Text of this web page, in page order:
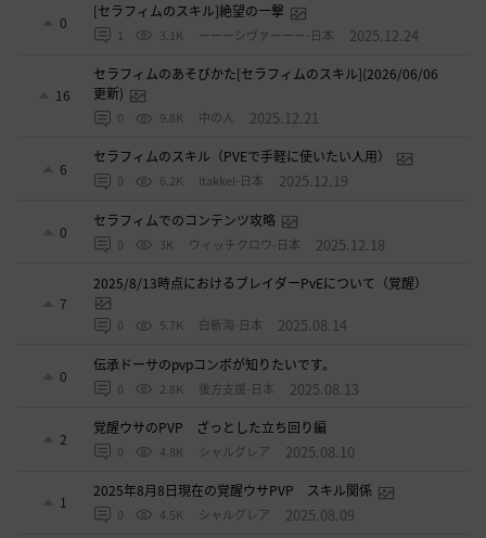
0
[セラフィムのスキル]絶望の一撃
1 3.1K ーーーシヴァーーー-日本 2025.12.24
16
セラフィムのあそびかた[セラフィムのスキル](2026/06/06
更新)
0 9.8K 中の人 2025.12.21
6
セラフィムのスキル（PVEで手軽に使いたい人用）
0 6.2K ItakkeI-日本 2025.12.19
0
セラフィムでのコンテンツ攻略
0 3K ウィッチクロウ-日本 2025.12.18
7
2025/8/13時点におけるブレイダーPvEについて（覚醒）
0 5.7K 白斬海-日本 2025.08.14
0
伝承ドーサのpvpコンボが知りたいです。
0 2.8K 後方支援-日本 2025.08.13
2
覚醒ウサのPVP ざっとした立ち回り編
0 4.8K シャルグレア 2025.08.10
1
2025年8月8日現在の覚醒ウサPVP スキル関係
0 4.5K シャルグレア 2025.08.09